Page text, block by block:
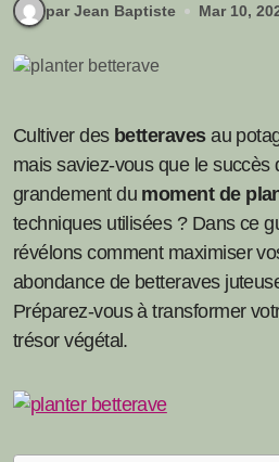
par Jean Baptiste Mar 10,
Cultiver des betteravesau
mais saviez-vous que le succès
grandement du moment de
techniques utilisées ? Dans ce
révélons comment maximiser
abondance de betteraves
Préparez-vous à transformer
trésor végétal.